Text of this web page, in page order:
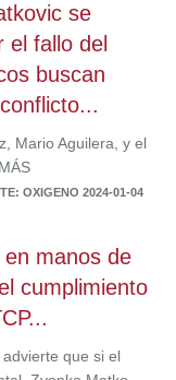
se
el fallo del
buscan
Mario Aguilera, y el
OXIGENO 2024-01-04
manos de
cumplimiento
que si el